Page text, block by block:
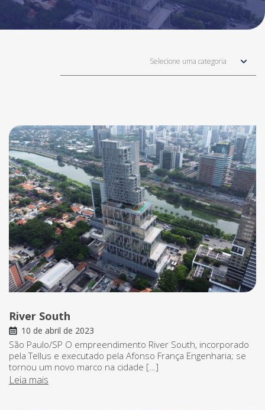
Selecione uma categoria
River South
10 de abril de 2023
São Paulo/SP O empreendimento River South, incorporado
pela Tellus e executado pela Afonso França Engenharia; se
tornou um novo marco na cidade […]
Leia mais